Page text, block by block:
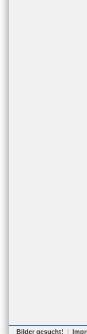
Bilder gesucht! |